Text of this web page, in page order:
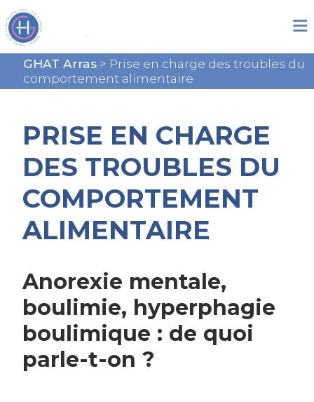
GHAT Arras> Prise en charge des troubles du
comportement alimentaire
PRISE EN CHARGE
DES TROUBLES DU
COMPORTEMENT
ALIMENTAIRE
Anorexie mentale,
boulimie, hyperphagie
boulimique : de quoi
parle-t-on ?